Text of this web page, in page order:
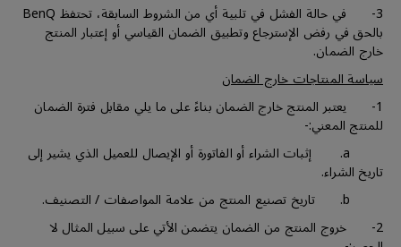
3- في حالة الفشل في تلبية أي من الشروط السابقة، تحتفظ BenQ
بالحق في رفض الإسترجاع وتطبيق الضمان القياسي أو إعتبار المنتج
خارج الضمان.
سياسة المنتاجات خارج الضمان
1- يعتبر المنتج خارج الضمان بناءً على ما يلي مقابل فترة الضمان
للمنتج المعني:-
a. إثبات الشراء أو الفاتورة أو الإيصال للعميل الذي يشير إلى
تاريخ الشراء.
2- خروج المنتج من الضمان يتضمن الأتي على سبيل المثال لا